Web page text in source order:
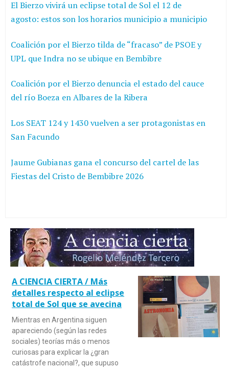
El Bierzo vivirá un eclipse total de Sol el 12 de
agosto: estos son los horarios municipio a municipio
Coalición por el Bierzo tilda de “fracaso” de PSOE y
UPL que Indra no se ubique en Bembibre
Coalición por el Bierzo denuncia el estado del cauce
del río Boeza en Albares de la Ribera
Los SEAT 124 y 1430 vuelven a ser protagonistas en
San Facundo
Jaume Gubianas gana el concurso del cartel de las
Fiestas del Cristo de Bembibre 2026
A CIENCIA CIERTA / Más
detalles respecto al eclipse
total de Sol que se avecina
Mientras en Argentina siguen
apareciendo (según las redes
sociales) teorías más o menos
curiosas para explicar la ¿gran
catástrofe nacional?, que supuso